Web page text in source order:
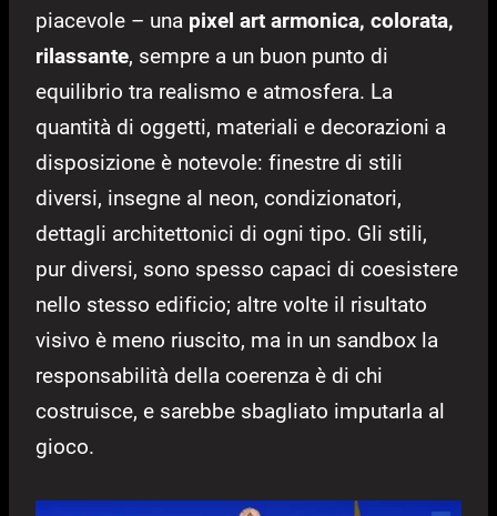
piacevole – una pixel art armonica, colorata,
rilassante, sempre a un buon punto di
equilibrio tra realismo e atmosfera. La
quantità di oggetti, materiali e decorazioni a
disposizione è notevole: finestre di stili
diversi, insegne al neon, condizionatori,
dettagli architettonici di ogni tipo. Gli stili,
pur diversi, sono spesso capaci di coesistere
nello stesso edificio; altre volte il risultato
visivo è meno riuscito, ma in un sandbox la
responsabilità della coerenza è di chi
costruisce, e sarebbe sbagliato imputarla al
gioco.